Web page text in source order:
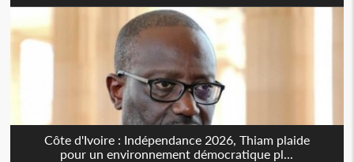
Côte d'Ivoire : Indépendance 2026, Thiam plaide
pour un environnement démocratique pl...